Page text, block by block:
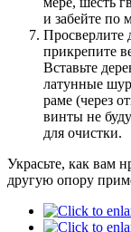
и забейте по
Просверлите
прикрепите
Вставьте
латунные
раме (через
винты не
для очистки.
Украсьте, как вам
другую опору